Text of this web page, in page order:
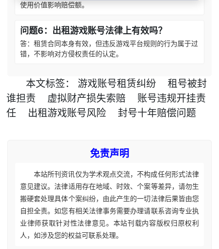
使用价值影响赔偿额。
问题6：出租游戏账号法律上有效吗？
答：租赁合同本身有效，但违反游戏平台规则的行为属于过
错，不影响对方侵权责任的认定。
本文标签： 游戏账号租赁纠纷
租号被封
谁担责
虚拟财产损失索赔
账号违规开挂责
任
出租游戏账号风险 封号十年赔偿问题
免责声明
本站所刊资讯仅为学术观点交流，不构成任何形式法律
意见建议。法律适用存在地域、时效、个案等差异，请勿生
搬硬套处理具体个案纠纷，由此产生的一切法律后果皆由您
自担全责。如您有相关法律事务需要办理请联系咨询专业执
业律师获取针对性法律意见。本站刊载内容版权归原权利
人，如涉及您的权益可联系处理。